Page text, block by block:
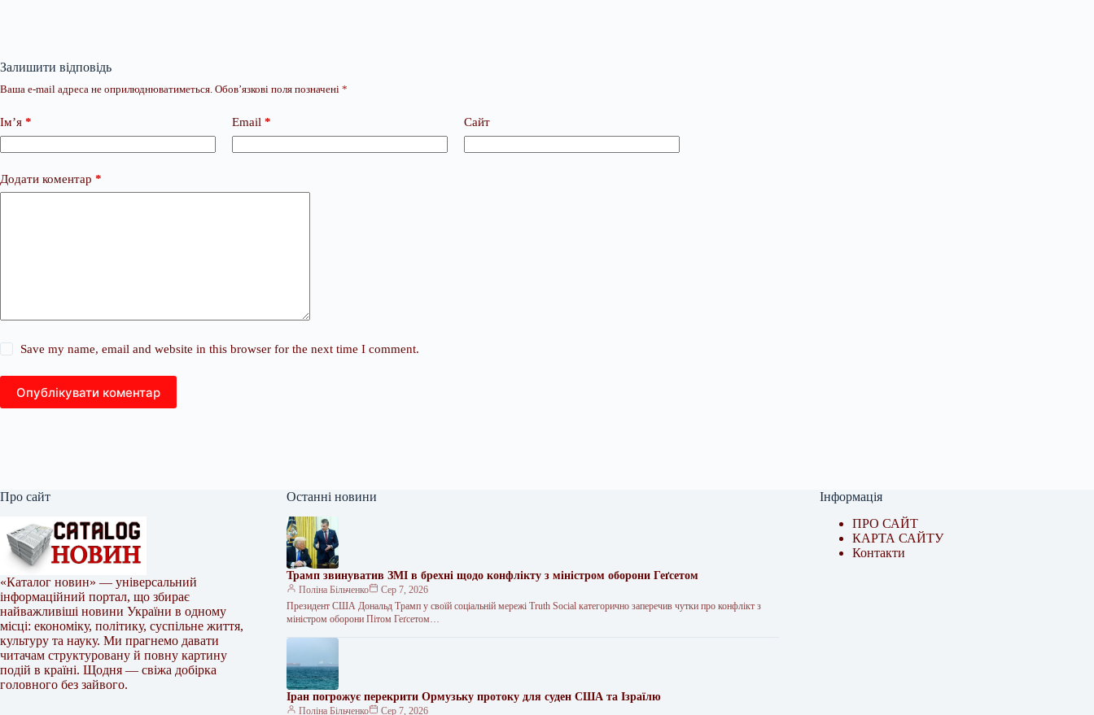
Залишити відповідь
Ваша e-mail адреса не оприлюднюватиметься. Обов’язкові поля позначені *
Ім’я * Email * Сайт
Додати коментар *
Save my name, email and website in this browser for the next time I comment.
Опублікувати коментар
Про сайт
«Каталог новин» — універсальний
інформаційний портал, що збирає
найважливіші новини України в одному
місці: економіку, політику, суспільне життя,
культуру та науку. Ми прагнемо давати
читачам структуровану й повну картину
подій в країні. Щодня — свіжа добірка
головного без зайвого.
Останні новини
Трамп звинуватив ЗМІ в брехні щодо конфлікту з міністром оборони Геґсетом
Поліна Більченко
Сер 7, 2026
Президент США Дональд Трамп у своїй соціальній мережі Truth Social категорично заперечив чутки про конфлікт з
міністром оборони Пітом Геґсетом…
Іран погрожує перекрити Ормузьку протоку для суден США та Ізраїлю
Поліна Більченко Сер 7, 2026
Інформація
ПРО САЙТ
КАРТА САЙТУ
Контакти